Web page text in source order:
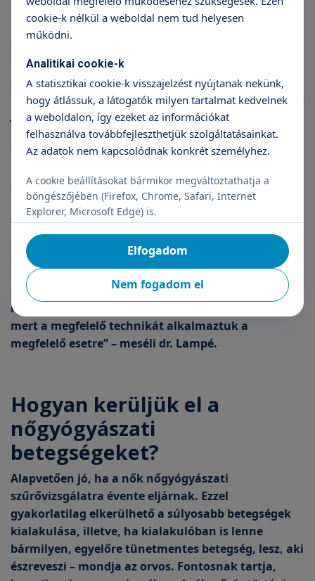
különböző petefészek ciszták, ennek számtalan
megjelenései és szövettani formája van, az
endometriózis, ami nemcsak a petefészekben,
hanem a hashártyán is elhelyezkedhet – fejti ki az
orvos. Utóbbi kapcsán nemcsak magyarországi, de
nemzetközi szinten is tény, hogy rendszerint később
jutnak felfedezésre, késve születik meg a diagnózis,
így késve jutnak ellátáshoz is a páciensek. Lampé
doktor ennek javításában látja az egyik
szakemberhez kerül egy endometriózissal küzdő
páciens, akkor onnan már általában gyorsan jó
eredményt tudunk elérni. Sok olyan nő van a saját
praxisomban is, aki évekig járt különböző
szakemberekhez a hasi panaszaival, semmi sem
használt, aztán kiderítettük, hogy endometriózissal
állunk szemben, laparoszkópos műtétet végeztünk
rajta, és a panaszai eltűntek, mint varázsütésre,
mert a megfelelő technikát alkalmaztuk a
megfelelő esetre” – meséli dr. Lampé.
Hogyan kerüljük el a
nőgyógyászati
betegségeket?
Alapvetően jó, ha a nők nőgyógyászati
szűrővizsgálatra évente eljárnak. Ezzel
gyakorlatilag elkerülhető a súlyosabb betegségek
kialakulása, illetve, ha kialakulóban is lenne
bármilyen, egyelőre tünetmentes betegség, lesz, aki
észreveszi – mondja az orvos. Fontosnak tartja,
cookie-k nélkül a weboldal nem tud helyesen
működni.
Analitikai cookie-k
A statisztikai cookie-k visszajelzést nyújtanak nekünk,
hogy átlássuk, a látogatók milyen tartalmat kedvelnek
a weboldalon, így ezeket az információkat
felhasználva továbbfejleszthetjük szolgáltatásainkat.
Az adatok nem kapcsolódnak konkrét személyhez.
A cookie beállításokat bármikor megváltoztathatja a
böngészőjében (Firefox, Chrome, Safari, Internet
Explorer, Microsoft Edge) is.
Nem fogadom el
Elfogadom